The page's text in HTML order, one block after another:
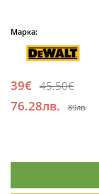
Марка:
39€ 45.50€
76.28лв. 89лв.